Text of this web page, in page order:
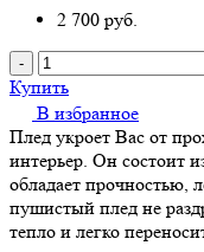
2 700 руб.
-
Купить
В избранное
Плед укроет Вас от
интерьер. Он состоит
обладает прочностью,
пушистый плед не
тепло и легко